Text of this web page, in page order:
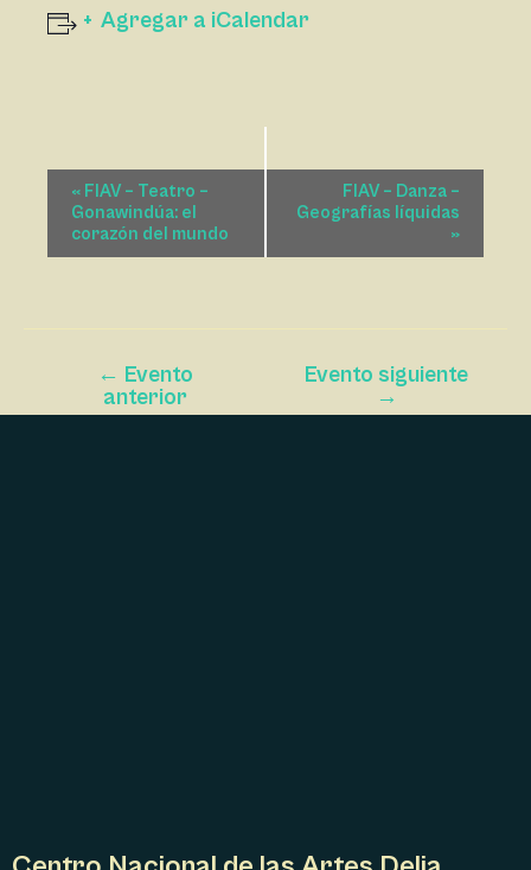
Agregar a iCalendar
V
I
« FIAV – Teatro –
Gonawindúa: el
corazón del mundo
FIAV – Danza –
Geografías líquidas
»
← Evento
anterior
Evento siguiente
→